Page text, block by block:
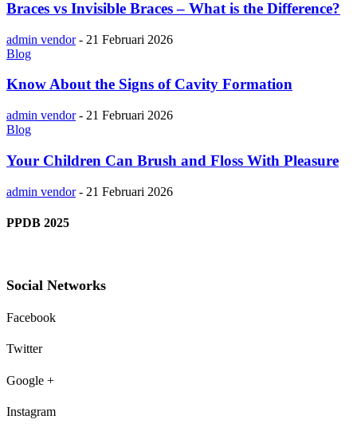
Braces vs Invisible Braces – What is the Difference?
admin vendor - 21 Februari 2026
Blog
Know About the Signs of Cavity Formation
admin vendor - 21 Februari 2026
Blog
Your Children Can Brush and Floss With Pleasure
admin vendor - 21 Februari 2026
PPDB 2025
Social Networks
Facebook
Twitter
Google +
Instagram